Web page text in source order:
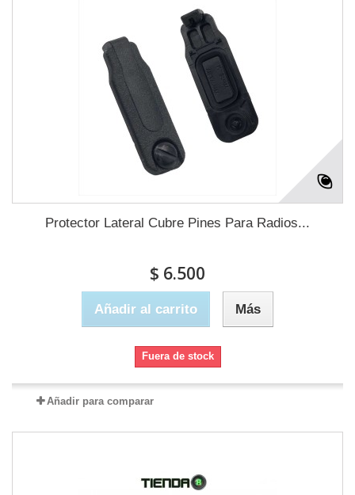
Protector Lateral Cubre Pines Para Radios...
$ 6.500
Añadir al carrito Más
Fuera de stock
Añadir para comparar